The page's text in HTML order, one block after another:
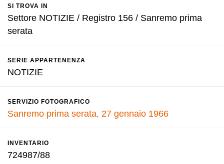
SI TROVA IN
Settore NOTIZIE / Registro 156 / Sanremo prima
serata
SERIE APPARTENENZA
NOTIZIE
SERVIZIO FOTOGRAFICO
Sanremo prima serata, 27 gennaio 1966
INVENTARIO
724987/88